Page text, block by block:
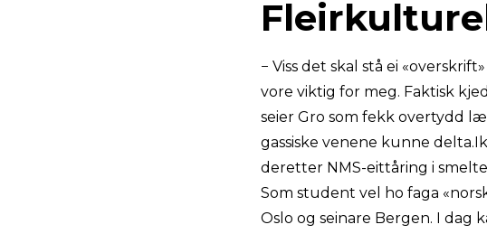
− Viss det skal stå ei
vore viktig for meg. Faktisk
seier Gro som fekk overtydd
gassiske venene kunne
deretter NMS-eittåring i
Som student vel ho faga
Oslo og seinare Bergen. I dag